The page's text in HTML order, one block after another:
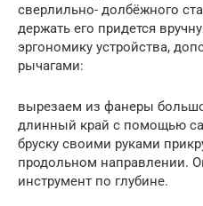
сверлильно- долбёжного
держать его придется
эргономику устройства,
рычагами:
вырезаем из фанеры
длинный край с помощью
бруску своими руками
продольном направлении.
инструмент по глубине.